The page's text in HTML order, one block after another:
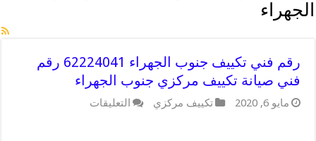
الجهراء
رقم فني تكييف جنوب الجهراء 62224041 رقم
فني صيانة تكييف مركزي جنوب الجهراء
مايو 6, 2020 تكييف مركزي التعليقات